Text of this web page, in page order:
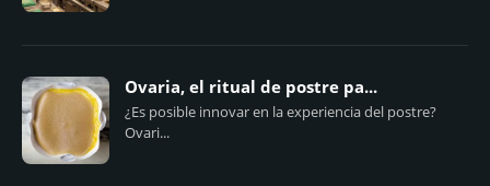
Ovaria, el ritual de postre pa...
¿Es posible innovar en la experiencia del postre?
Ovari...